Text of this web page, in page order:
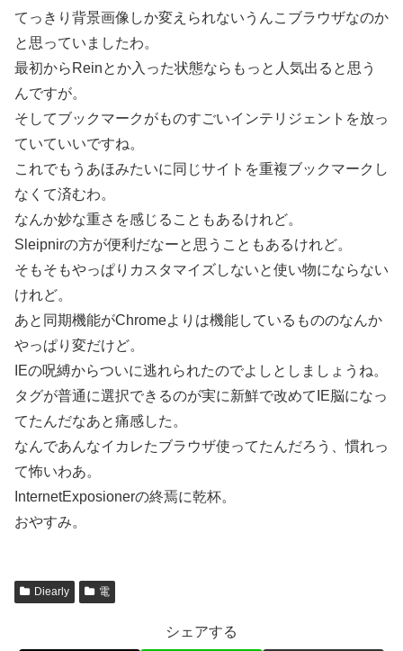
てっきり背景画像しか変えられないうんこブラウザなのか
と思っていましたわ。
最初からReinとか入った状態ならもっと人気出ると思う
んですが。
そしてブックマークがものすごいインテリジェントを放っ
ていていいですね。
これでもうあほみたいに同じサイトを重複ブックマークし
なくて済むわ。
なんか妙な重さを感じることもあるけれど。
Sleipnirの方が便利だなーと思うこともあるけれど。
そもそもやっぱりカスタマイズしないと使い物にならない
けれど。
あと同期機能がChromeよりは機能しているもののなんか
やっぱり変だけど。
IEの呪縛からついに逃れられたのでよしとしましょうね。
タグが普通に選択できるのが実に新鮮で改めてIE脳になっ
てたんだなあと痛感した。
なんであんなイカレたブラウザ使ってたんだろう、慣れっ
て怖いわあ。
InternetExposionerの終焉に乾杯。
おやすみ。
Diearly 電
シェアする